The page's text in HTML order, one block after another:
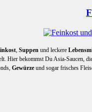
, Suppen und leckere
Hier bekommst Du Asia-Saucen,
Gewürze und sogar frisches